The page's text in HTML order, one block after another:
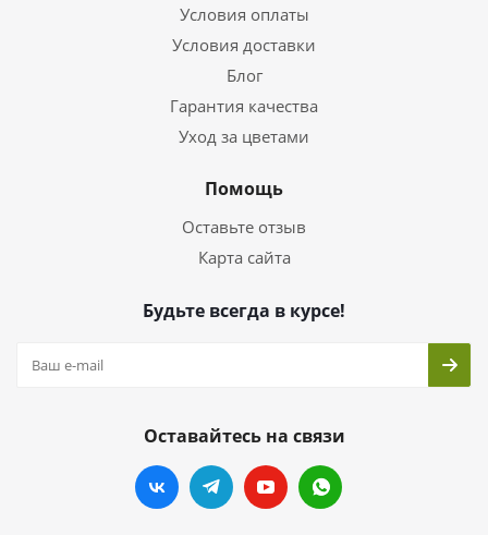
Условия оплаты
Условия доставки
Блог
Гарантия качества
Уход за цветами
Помощь
Оставьте отзыв
Карта сайта
Будьте всегда в курсе!
Оставайтесь на связи